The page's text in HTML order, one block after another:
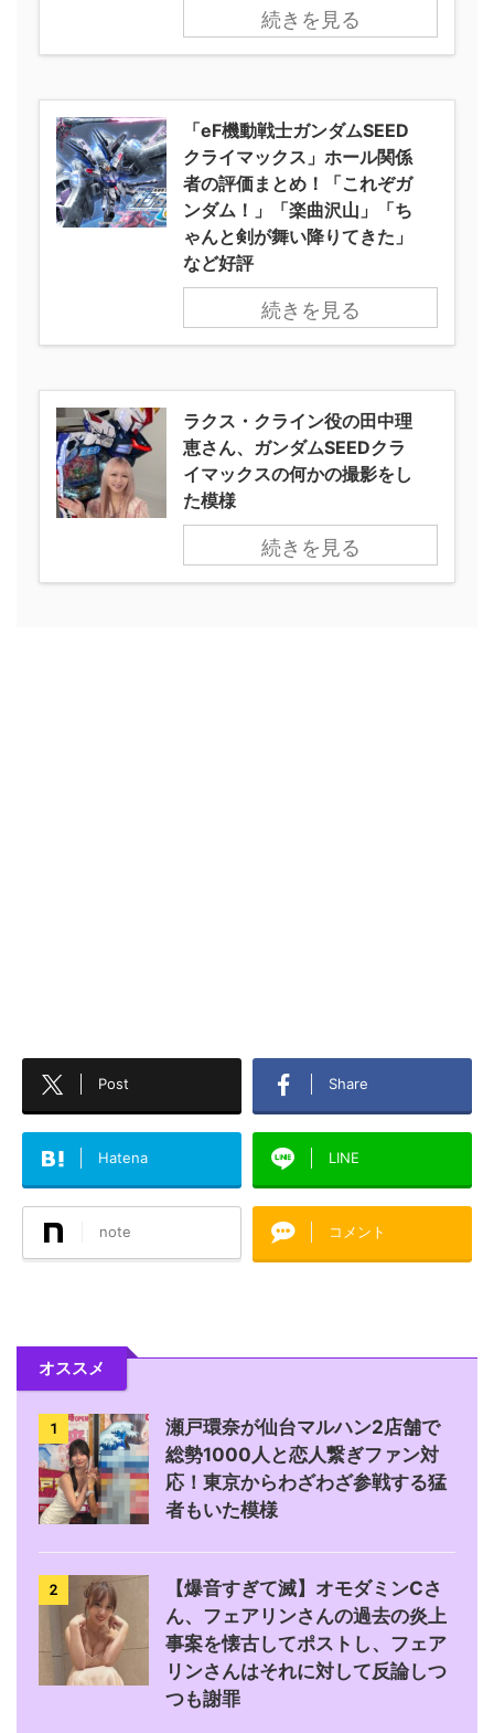
続きを見る
「eF機動戦士ガンダムSEED
クライマックス」ホール関係
者の評価まとめ！「これぞガ
ンダム！」「楽曲沢山」「ち
ゃんと剣が舞い降りてきた」
など好評
続きを見る
ラクス・クライン役の田中理
恵さん、ガンダムSEEDクラ
イマックスの何かの撮影をし
た模様
続きを見る
Post Share
Hatena LINE
note コメント
オススメ
1
瀬戸環奈が仙台マルハン2店舗で
総勢1000人と恋人繋ぎファン対
応！東京からわざわざ参戦する猛
者もいた模様
2
【爆音すぎて滅】オモダミンCさ
ん、フェアリンさんの過去の炎上
事案を懐古してポストし、フェア
リンさんはそれに対して反論しつ
つも謝罪